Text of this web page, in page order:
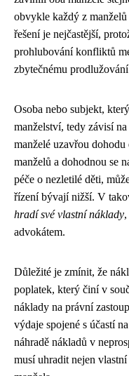
obvykle každý z
řešení je nejčastější,
prohlubování konfliktů
zbytečnému
Osoba nebo subjekt,
manželství, tedy závisí
manželé uzavřou
manželů a dohodnou se
péče o nezletilé děti,
řízení bývají nižší. V
hradí své vlastní náklady
advokátem.
Důležité je zmínit, že
poplatek, který činí v
náklady na právní
výdaje spojené s účastí
náhradě nákladů v
musí uhradit nejen